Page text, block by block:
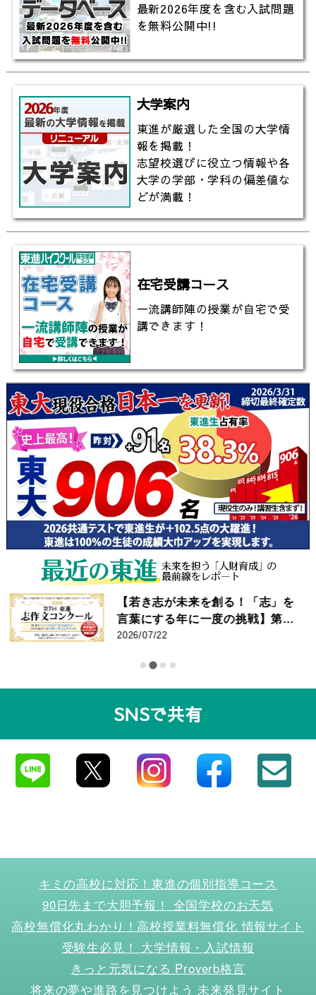
最新2026年度を含む入試問題
を無料公開中!!
大学案内
東進が厳選した全国の大学情
報を掲載！
志望校選びに役立つ情報や各
大学の学部・学科の偏差値な
どが満載！
在宅受講コース
一流講師陣の授業が自宅で受
講できます！
【若き志が未来を創る！「志」を
言葉にする年に一度の挑戦】第7
回 東進 志作文コンクール 優秀者
2026/07/22
SNSで共有
キミの高校に対応！東進の個別指導コース
90日先まで大胆予報！ 全国学校のお天気
高校無償化丸わかり！高校授業料無償化 情報サイト
受験生必見！ 大学情報・入試情報
きっと元気になる Proverb格言
将来の夢や進路を見つけよう 未来発見サイト